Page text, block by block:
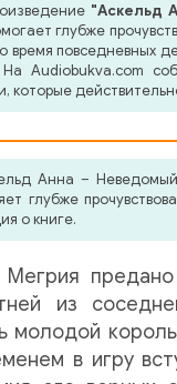
"Аскельд
глубже
повседневных
Audiobukva.com
которые
Анна –
глубже
о книге.
Мегрия
из
молодой
в игру